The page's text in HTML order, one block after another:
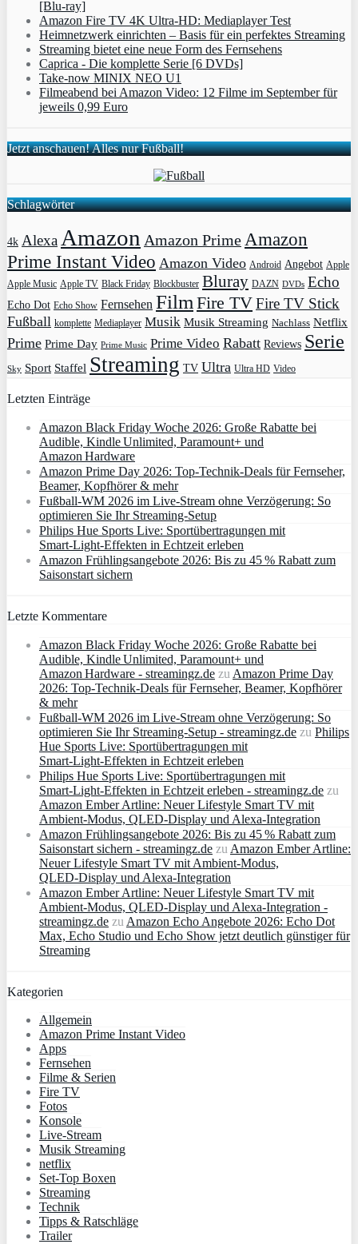
[Blu-ray]
Amazon Fire TV 4K Ultra-HD: Mediaplayer Test
Heimnetzwerk einrichten – Basis für ein perfektes Streaming
Streaming bietet eine neue Form des Fernsehens
Caprica - Die komplette Serie [6 DVDs]
Take-now MINIX NEO U1
Filmeabend bei Amazon Video: 12 Filme im September für
jeweils 0,99 Euro
Jetzt anschauen! Alles nur Fußball!
Schlagwörter
4k Alexa Amazon Amazon Prime Amazon
Prime Instant Video Amazon Video Android Angebot Apple
Apple Music Apple TV Black Friday Blockbuster Bluray DAZN DVDs Echo
Echo Dot Echo Show Fernsehen Film Fire TVFire TV Stick
Fußball komplette Mediaplayer Musik Musik Streaming Nachlass Netflix
Prime Prime Day Prime Music Prime Video Rabatt Reviews Serie
Sky Sport Staffel Streaming TV Ultra Ultra HD Video
Letzten Einträge
Amazon Black Friday Woche 2026: Große Rabatte bei
Audible, Kindle Unlimited, Paramount+ und
Amazon Hardware
Amazon Prime Day 2026: Top-Technik-Deals für Fernseher,
Beamer, Kopfhörer & mehr
Fußball-WM 2026 im Live-Stream ohne Verzögerung: So
optimieren Sie Ihr Streaming-Setup
Philips Hue Sports Live: Sportübertragungen mit
Smart‑Light‑Effekten in Echtzeit erleben
Amazon Frühlingsangebote 2026: Bis zu 45 % Rabatt zum
Saisonstart sichern
Letzte Kommentare
Amazon Black Friday Woche 2026: Große Rabatte bei
Audible, Kindle Unlimited, Paramount+ und
Amazon Hardware - streamingz.de zu Amazon Prime Day
2026: Top-Technik-Deals für Fernseher, Beamer, Kopfhörer
& mehr
Fußball-WM 2026 im Live-Stream ohne Verzögerung: So
optimieren Sie Ihr Streaming-Setup - streamingz.de zu Philips
Hue Sports Live: Sportübertragungen mit
Smart‑Light‑Effekten in Echtzeit erleben
Philips Hue Sports Live: Sportübertragungen mit
Smart‑Light‑Effekten in Echtzeit erleben - streamingz.de zu
Amazon Ember Artline: Neuer Lifestyle Smart TV mit
Ambient‑Modus, QLED‑Display und Alexa‑Integration
Amazon Frühlingsangebote 2026: Bis zu 45 % Rabatt zum
Saisonstart sichern - streamingz.de zu Amazon Ember Artline:
Neuer Lifestyle Smart TV mit Ambient‑Modus,
QLED‑Display und Alexa‑Integration
Amazon Ember Artline: Neuer Lifestyle Smart TV mit
Ambient‑Modus, QLED‑Display und Alexa‑Integration -
streamingz.de zu Amazon Echo Angebote 2026: Echo Dot
Max, Echo Studio und Echo Show jetzt deutlich günstiger für
Streaming
Kategorien
Allgemein
Amazon Prime Instant Video
Apps
Fernsehen
Filme & Serien
Fire TV
Fotos
Konsole
Live-Stream
Musik Streaming
netflix
Set-Top Boxen
Streaming
Technik
Tipps & Ratschläge
Trailer